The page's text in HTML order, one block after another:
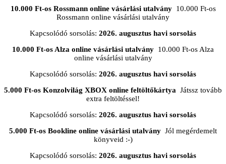
10.000 Ft-os Rossmann online vásárlási utalvány10.000 Ft-os
Rossmann online vásárlási utalvány
Kapcsolódó sorsolás: 2026. augusztus havi sorsolás
10.000 Ft-os Alza online vásárlási utalvány 10.000 Ft-os Alza
online vásárlási utalvány
Kapcsolódó sorsolás: 2026. augusztus havi sorsolás
5.000 Ft-os Konzolvilág XBOX online feltöltőkártya Játssz tovább
extra feltöltéssel!
Kapcsolódó sorsolás: 2026. augusztus havi sorsolás
5.000 Ft-os Bookline online vásárlási utalvány Jól megérdemelt
könyveid :-)
Kapcsolódó sorsolás: 2026. augusztus havi sorsolás